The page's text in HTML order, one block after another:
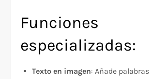
Funciones
especializadas:
Texto en imagen: Añade palabras